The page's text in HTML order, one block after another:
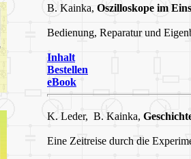
B. Kainka, Oszilloskope im
Bedienung, Reparatur und
Inhalt
Bestellen
eBook
K. Leder, B. Kainka,
Eine Zeitreise durch die